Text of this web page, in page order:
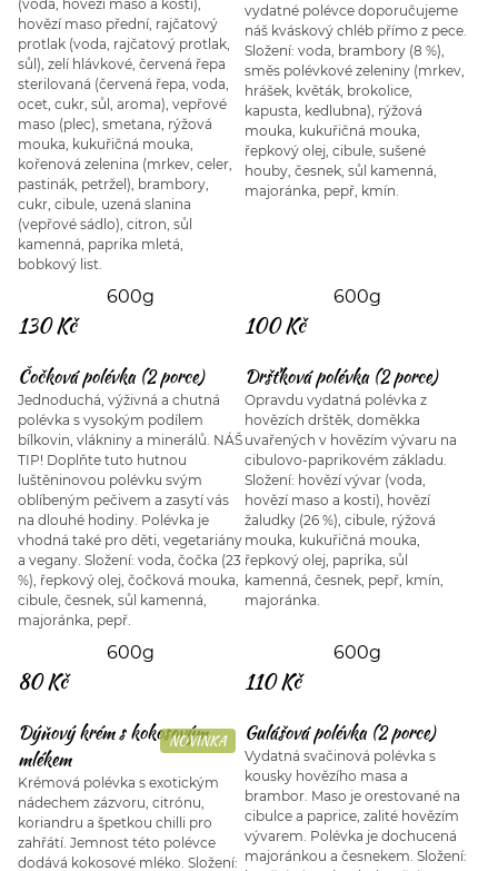
(voda, hovězí maso a kosti),
hovězí maso přední, rajčatový
protlak (voda, rajčatový protlak,
sůl), zelí hlávkové, červená řepa
sterilovaná (červená řepa, voda,
ocet, cukr, sůl, aroma), vepřové
maso (plec), smetana, rýžová
mouka, kukuřičná mouka,
kořenová zelenina (mrkev, celer,
pastinák, petržel), brambory,
cukr, cibule, uzená slanina
(vepřové sádlo), citron, sůl
kamenná, paprika mletá,
bobkový list.
600g
130 Kč
vydatné polévce doporučujeme
náš kváskový chléb přímo z pece.
Složení: voda, brambory (8 %),
směs polévkové zeleniny (mrkev,
hrášek, květák, brokolice,
kapusta, kedlubna), rýžová
mouka, kukuřičná mouka,
řepkový olej, cibule, sušené
houby, česnek, sůl kamenná,
majoránka, pepř, kmín.
600g
100 Kč
Čočková polévka (2 porce)
Jednoduchá, výživná a chutná
polévka s vysokým podílem
bílkovin, vlákniny a minerálů. NÁŠ
TIP! Doplňte tuto hutnou
luštěninovou polévku svým
oblíbeným pečivem a zasytí vás
na dlouhé hodiny. Polévka je
vhodná také pro děti, vegetariány
a vegany. Složení: voda, čočka (23
%), řepkový olej, čočková mouka,
cibule, česnek, sůl kamenná,
majoránka, pepř.
600g
80 Kč
Dršťková polévka (2 porce)
Opravdu vydatná polévka z
hovězích drštěk, doměkka
uvařených v hovězím vývaru na
cibulovo-paprikovém základu.
Složení: hovězí vývar (voda,
hovězí maso a kosti), hovězí
žaludky (26 %), cibule, rýžová
mouka, kukuřičná mouka,
řepkový olej, paprika, sůl
kamenná, česnek, pepř, kmín,
majoránka.
600g
110 Kč
NOVINKA
Dýňový krém s kokosovým
mlékem
Krémová polévka s exotickým
nádechem zázvoru, citrónu,
koriandru a špetkou chilli pro
zahřátí. Jemnost této polévce
dodává kokosové mléko. Složení:
Gulášová polévka (2 porce)
Vydatná svačinová polévka s
kousky hovězího masa a
brambor. Maso je orestované na
cibulce a paprice, zalité hovězím
vývarem. Polévka je dochucená
majoránkou a česnekem. Složení: